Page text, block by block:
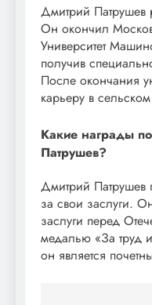
Дмитрий Патрушев
Он окончил
Университет
получив
После окончания
карьеру в
Какие награды
Патрушев?
Дмитрий Патрушев
за свои заслуги.
заслуги перед
медалью «За труд
он является